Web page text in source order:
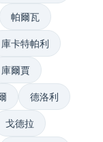
帕爾瓦
庫卡特帕利
庫爾賈
德洛利
戈德拉